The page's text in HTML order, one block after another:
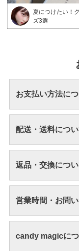
夏につけたい！
ズ3選
お支払い方法に
配送・送料につ
返品・交換につ
営業時間・お問
candy magicに